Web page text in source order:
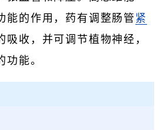
能的作用，药有调整肠管 紧
吸收，并可调节植物神经，
功能。